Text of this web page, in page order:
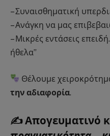
– Συναισθηματική
– Ανάγκη να μας
– Μικρές εντάσεις
ήθελα”
Θέλουμε
την αδιαφορία.
✍️ Απογευματινό